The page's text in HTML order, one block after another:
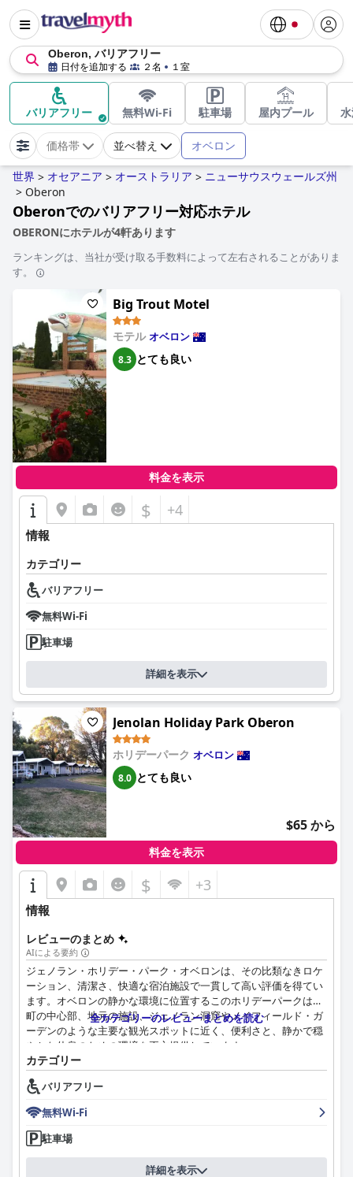
Oberon, バリアフリー
日付を追加する ２名 １室
バリアフリー 無料Wi-Fi 駐車場 屋内プール
価格帯 並べ替え オベロン
世界 > オセアニア > オーストラリア > ニューサウスウェールズ州
> Oberon
Oberonでのバリアフリー対応ホテル
OBERONにホテルが4軒あります
ランキングは、当社が受け取る手数料によって左右されることがありま
す。
Big Trout Motel
モテルオベロン
8.3 とても良い
料金を表示
$ +4
情報
カテゴリー
バリアフリー
無料Wi-Fi
駐車場
詳細を表示
Jenolan Holiday Park Oberon
ホリデーパーク オベロン
8.0 とても良い
$65 から
料金を表示
$ +3
情報
レビューのまとめ
AIによる要約
ジェノラン・ホリデー・パーク・オベロンは、その比類なきロケ
ーション、清潔さ、快適な宿泊施設で一貫して高い評価を得てい
ます。オベロンの静かな環境に位置するこのホリデーパークは、
町の中心部、地元の施設、ジェノラン洞窟やメイフィールド・ガ
ーデンのような主要な観光スポットに近く、便利さと、静かで穏
やかな休息のための環境を両方提供しています。
ジェノラン・ホリデー・パーク・オベロンの宿泊施設は、その清
潔さ、快適さ、機能性で高く評価されています。広々として設備
の整ったキャビンは、効果的な暖房、電気毛布、エアコンが完備
されており、快適で楽しい体験を保証するとよく言及されていま
す。キッチンは十分に揃っており、食事の準備が簡単です。清潔
さは際立った特徴であり、手入れの行き届いた客室、モダンなア
メニティ、高品質のリネンとタオルが評価されています。
全カテゴリーのレビューまとめを読む
カテゴリー
バリアフリー
無料Wi-Fi
駐車場
詳細を表示